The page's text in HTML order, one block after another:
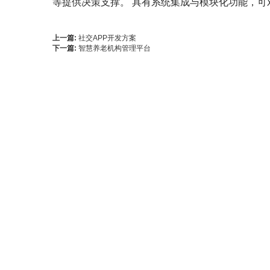
等提供决策支撑。 具有系统集成与模块化功能，
上一篇: 社交APP开发方案
下一篇: 智慧养老机构管理平台